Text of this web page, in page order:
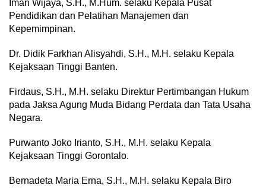
Iman Wijaya, S.H., M.Hum. selaku Kepala Pusat
Pendidikan dan Pelatihan Manajemen dan
Kepemimpinan.
Dr. Didik Farkhan Alisyahdi, S.H., M.H. selaku Kepala
Kejaksaan Tinggi Banten.
Firdaus, S.H., M.H. selaku Direktur Pertimbangan Hukum
pada Jaksa Agung Muda Bidang Perdata dan Tata Usaha
Negara.
Purwanto Joko Irianto, S.H., M.H. selaku Kepala
Kejaksaan Tinggi Gorontalo.
Bernadeta Maria Erna, S.H., M.H. selaku Kepala Biro